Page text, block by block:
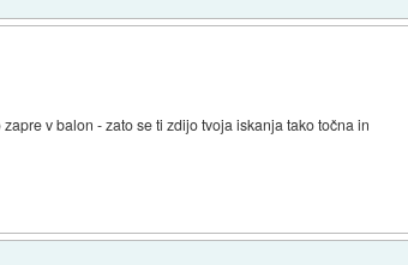
v balon - zato se ti zdijo tvoja iskanja tako točna in